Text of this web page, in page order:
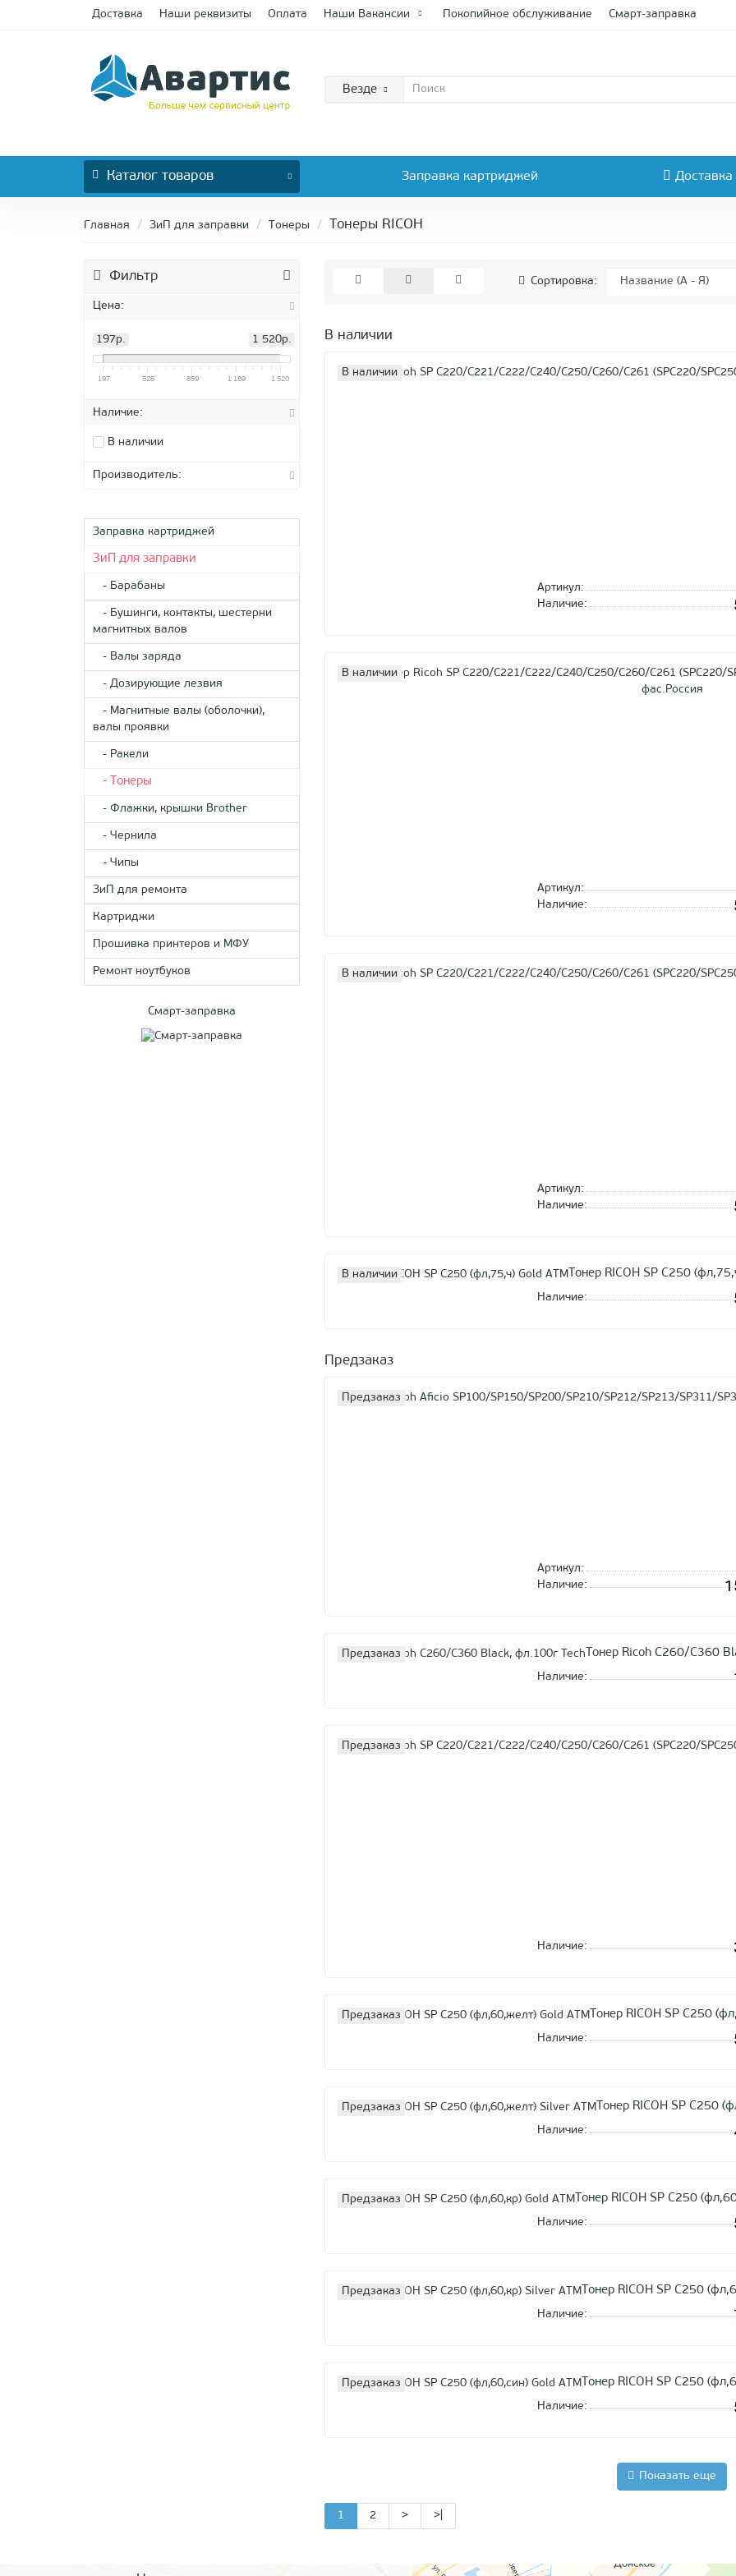
Доставка Наши реквизиты Оплата Наши Вакансии Покопийное обслуживание Смарт-заправка
Везде
Каталог товаров Заправка картриджей Доставка
Главная ЗиП для заправки Тонеры Тонеры RICOH
Фильтр
Цена:
197р. 1 520р.
197 528 859 1 189 1 520
Наличие:
В наличии
Производитель:
Заправка картриджей
ЗиП для заправки
- Барабаны
- Бушинги, контакты, шестерни
магнитных валов
- Валы заряда
- Дозирующие лезвия
- Магнитные валы (оболочки),
валы проявки
- Ракели
- Тонеры
- Флажки, крышки Brother
- Чернила
- Чипы
ЗиП для ремонта
Картриджи
Прошивка принтеров и МФУ
Ремонт ноутбуков
Смарт-заправка
Сортировка:
В наличии
В наличии
Артикул:
Наличие:
В наличии
Артикул:
Наличие:
В наличии
Артикул:
Наличие:
В наличии
Тонер RICOH SP C250
Наличие:
Предзаказ
Предзаказ
Артикул:
Наличие:
Предзаказ
Тонер Ricoh C260/С360
Наличие:
Предзаказ
Наличие:
Предзаказ
Тонер RICOH SP C250
Наличие:
Предзаказ
Тонер RICOH SP C250
Наличие:
Предзаказ
Тонер RICOH SP C250
Наличие:
Предзаказ
Тонер RICOH SP C250
Наличие:
Предзаказ
Тонер RICOH SP C250
Наличие:
Показать еще
1 2 > >|